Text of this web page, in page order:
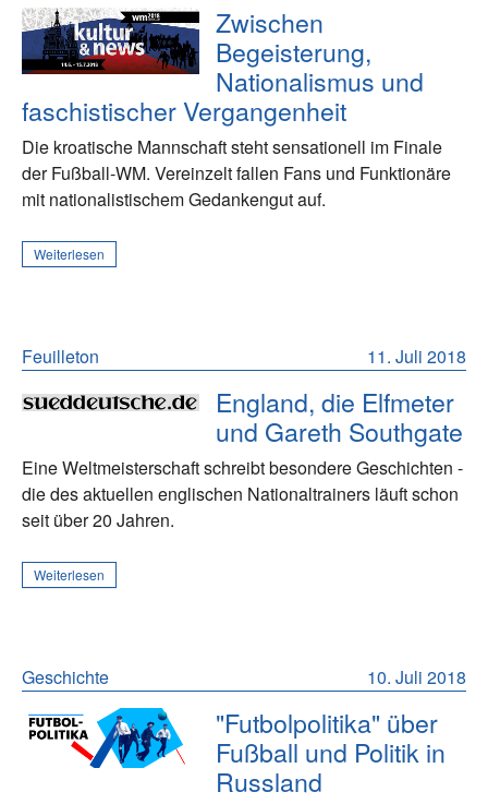
Zwischen
Begeisterung,
Nationalismus und
faschistischer Vergangenheit
Die kroatische Mannschaft steht sensationell im Finale
der Fußball-WM. Vereinzelt fallen Fans und Funktionäre
mit nationalistischem Gedankengut auf.
Weiterlesen
11. Juli 2018
Feuilleton
England, die Elfmeter
und Gareth Southgate
Eine Weltmeisterschaft schreibt besondere Geschichten -
die des aktuellen englischen Nationaltrainers läuft schon
seit über 20 Jahren.
Weiterlesen
10. Juli 2018
Geschichte
"Futbolpolitika" über
Fußball und Politik in
Russland